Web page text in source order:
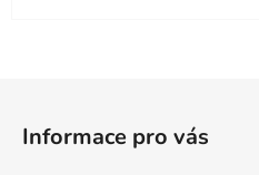
Informace pro vás